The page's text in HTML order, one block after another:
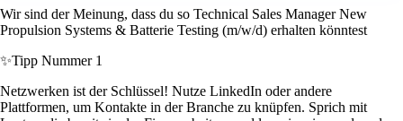
Wir sind der Meinung, dass du so Technical Sales Manager New
Propulsion Systems & Batterie Testing (m/w/d) erhalten könntest
✨Tipp Nummer 1
Netzwerken ist der Schlüssel! Nutze LinkedIn oder andere
Plattformen, um Kontakte in der Branche zu knüpfen. Sprich mit